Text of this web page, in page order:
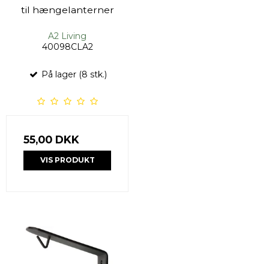
til hængelanterner
A2 Living
40098CLA2
På lager (8 stk.)
55,00 DKK
VIS PRODUKT